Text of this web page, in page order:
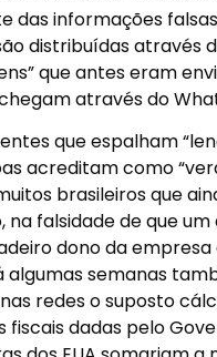
das informações
distribuídas através
que antes eram
através do
que espalham
acreditam como
brasileiros que
na falsidade de que um
dono da
algumas semanas
redes o suposto
fiscais dadas pelo